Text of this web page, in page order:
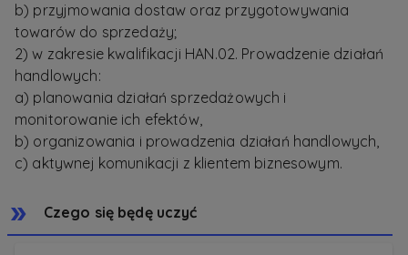
b) przyjmowania dostaw oraz przygotowywania
towarów do sprzedaży;
2) w zakresie kwalifikacji HAN.02. Prowadzenie działań
handlowych:
a) planowania działań sprzedażowych i
monitorowanie ich efektów,
b) organizowania i prowadzenia działań handlowych,
c) aktywnej komunikacji z klientem biznesowym.
Czego się będę uczyć